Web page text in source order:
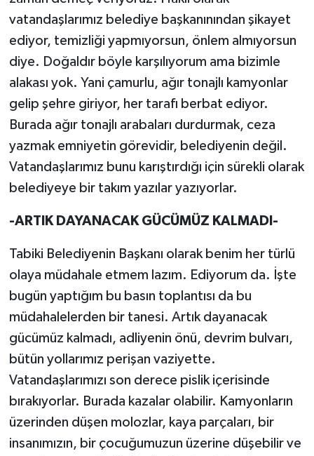
vatandaşlarımız belediye başkanınından şikayet
ediyor, temizliği yapmıyorsun, önlem almıyorsun
diye. Doğaldır böyle karşılıyorum ama bizimle
alakası yok. Yani çamurlu, ağır tonajlı kamyonlar
gelip şehre giriyor, her tarafı berbat ediyor.
Burada ağır tonajlı arabaları durdurmak, ceza
yazmak emniyetin görevidir, belediyenin değil.
Vatandaşlarımız bunu karıştırdığı için sürekli olarak
belediyeye bir takım yazılar yazıyorlar.
-ARTIK DAYANACAK GÜCÜMÜZ KALMADI-
Tabiki Belediyenin Başkanı olarak benim her türlü
olaya müdahale etmem lazım. Ediyorum da. İşte
bugün yaptığım bu basın toplantısı da bu
müdahalelerden bir tanesi. Artık dayanacak
gücümüz kalmadı, adliyenin önü, devrim bulvarı,
bütün yollarımız perişan vaziyette.
Vatandaşlarımızı son derece pislik içerisinde
bırakıyorlar. Burada kazalar olabilir. Kamyonların
üzerinden düşen molozlar, kaya parçaları, bir
insanımızın, bir çocuğumuzun üzerine düşebilir ve